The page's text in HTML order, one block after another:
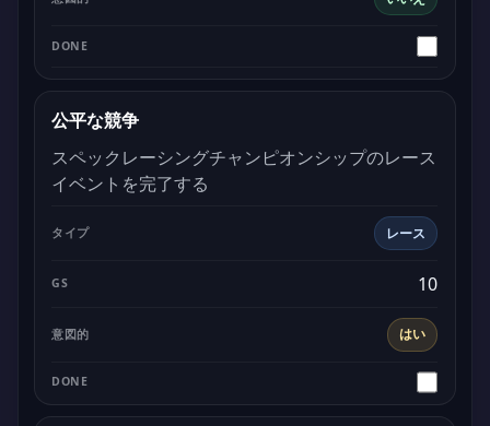
公平な競争
スペックレーシングチャンピオンシップのレース
イベントを完了する
レース
はい
10